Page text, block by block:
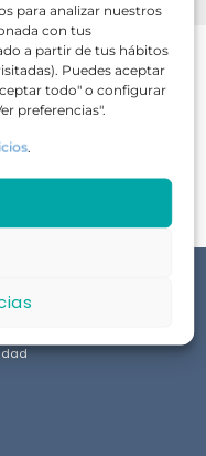
para analizar nuestros
con tus
a partir de tus hábitos
Puedes aceptar
todo" o configurar
preferencias".
.
este momento.